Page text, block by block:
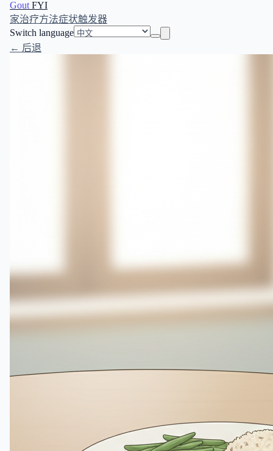
Gout FYI
家治疗方法症状触发器
Switch language
← 后退